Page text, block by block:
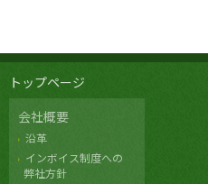
トップページ
会社概要
沿革
インボイス制度への
弊社方針